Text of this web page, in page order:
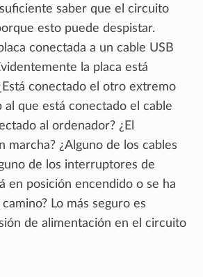
saber que el circuito
esto puede despistar.
conectada a un cable USB
la placa está
conectado el otro extremo
al que está conectado el cable
al ordenador? ¿El
marcha? ¿Alguno de los cables
de los interruptores de
en posición encendido o se ha
Lo más seguro es
de alimentación en el circuito